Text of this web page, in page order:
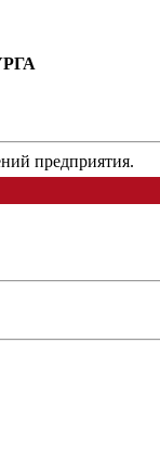
предприятия.